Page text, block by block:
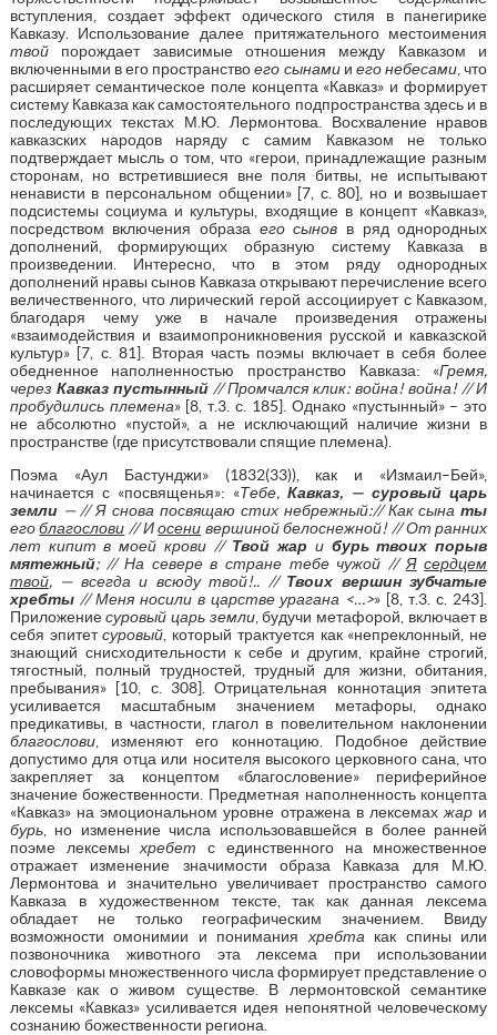
вступления, создает эффект одического стиля в панегирике
Кавказу. Использование далее притяжательного местоимения
твойпорождает зависимые отношения между Кавказом и
включенными в его пространствоего сынамии его небесами , что
расширяет семантическое поле концепта «Кавказ» и формирует
систему Кавказа как самостоятельного подпространства здесь и в
последующих текстах М.Ю. Лермонтова. Восхваление нравов
кавказских народов наряду с самим Кавказом не только
подтверждает мысль о том, что «герои, принадлежащие разным
сторонам, но встретившиеся вне поля битвы, не испытывают
ненависти в персональном общении» [7, с. 80], но и возвышает
подсистемы социума и культуры, входящие в концепт «Кавказ»,
посредством включения образа его сынов в ряд однородных
дополнений, формирующих образную систему Кавказа в
произведении. Интересно, что в этом ряду однородных
дополнений нравы сынов Кавказа открывают перечисление всего
величественного, что лирический герой ассоциирует с Кавказом,
благодаря чему уже в начале произведения отражены
«взаимодействия и взаимопроникновения русской и кавказской
культур» [7, с. 81]. Вторая часть поэмы включает в себя более
обедненное наполненностью пространство Кавказа: «Гремя,
через Кавказ пустынный// Промчался клик: война! война! // И
пробудились племена» [8, т.3. с. 185]. Однако «пустынный» – это
не абсолютно «пустой», а не исключающий наличие жизни в
пространстве (где присутствовали спящие племена).
Поэма «Аул Бастунджи» (1832(33)), как и «Измаил–Бей»,
начинается с «посвященья»: «Тебе,Кавказ, — суровый царь
земли— // Я снова посвящаю стих небрежный:// Как сынаты
егоблагослови // Иосени вершиной белоснежной! // От ранних
лет кипит в моей крови // Твой жар и бурь твоих порыв
мятежный; // На севере в стране тебе чужой // Я сердцем
твой, — всегда и всюду твой!.. // Твоих вершин зубчатые
хребты// Меня носили в царстве урагана <…>» [8, т.3. с. 243].
Приложениесуровый царь земли, будучи метафорой, включает в
себя эпитетсуровый , который трактуется как «непреклонный, не
знающий снисходительности к себе и другим, крайне строгий,
тягостный, полный трудностей, трудный для жизни, обитания,
пребывания» [10, с. 308]. Отрицательная коннотация эпитета
усиливается масштабным значением метафоры, однако
предикативы, в частности, глагол в повелительном наклонении
благослови, изменяют его коннотацию. Подобное действие
допустимо для отца или носителя высокого церковного сана, что
закрепляет за концептом «благословение» периферийное
значение божественности. Предметная наполненность концепта
«Кавказ» на эмоциональном уровне отражена в лексемахжар и
бурь, но изменение числа использовавшейся в более ранней
поэме лексемыхребет с единственного на множественное
отражает изменение значимости образа Кавказа для М.Ю.
Лермонтова и значительно увеличивает пространство самого
Кавказа в художественном тексте, так как данная лексема
обладает не только географическим значением. Ввиду
возможности омонимии и понимания хребта как спины или
позвоночника животного эта лексема при использовании
словоформы множественного числа формирует представление о
Кавказе как о живом существе. В лермонтовской семантике
лексемы «Кавказ» усиливается идея непонятной человеческому
сознанию божественности региона.